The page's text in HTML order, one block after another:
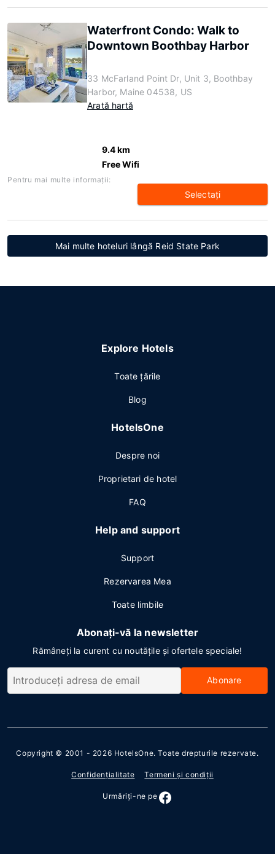
Waterfront Condo: Walk to
Downtown Boothbay Harbor
33 McFarland Point Dr, Unit 3, Boothbay
Harbor, Maine 04538, US
Arată hartă
9.4 km
Free Wifi
Pentru mai multe informaţii:
Selectaţi
Mai multe hoteluri lângă Reid State Park
Explore Hotels
Toate ţările
Blog
HotelsOne
Despre noi
Proprietari de hotel
FAQ
Help and support
Support
Rezervarea Mea
Toate limbile
Abonați-vă la newsletter
Rămâneți la curent cu noutățile și ofertele speciale!
Abonare
Copyright © 2001 - 2026 HotelsOne. Toate drepturile rezervate.
Confidenţialitate Termeni şi condiţii
Urmăriţi-ne pe